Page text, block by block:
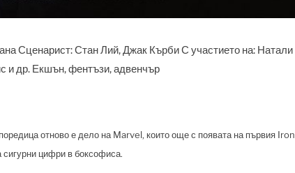
Сценарист: Стан Лий, Джак Кърби С участието на: Натали
и др. Екшън, фентъзи, адвенчър
отново е дело на Marvel, които още с появата на първия Iron
цифри в боксофиса.